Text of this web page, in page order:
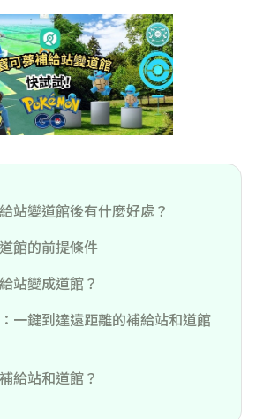
站變道館後有什麼好處？
館的前提條件
站變成道館？
一鍵到達遠距離的補給站和道館
給站和道館？